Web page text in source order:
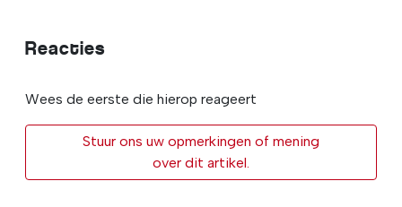
Reacties
Wees de eerste die hierop reageert
Stuur ons uw opmerkingen of mening
over dit artikel.